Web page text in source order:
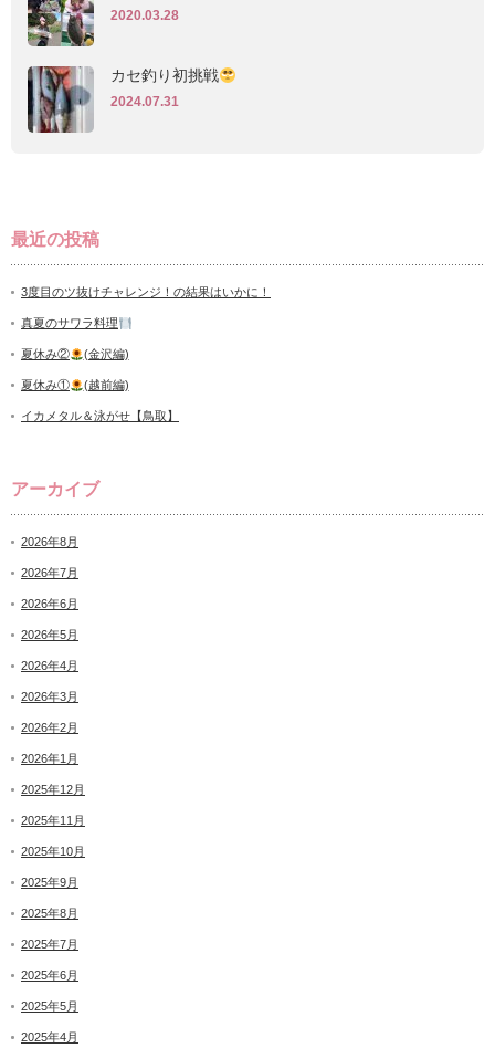
2020.03.28
カセ釣り初挑戦
2024.07.31
最近の投稿
3度目のツ抜けチャレンジ！の結果はいかに！
真夏のサワラ料理
夏休み② (金沢編)
夏休み① (越前編)
イカメタル＆泳がせ【鳥取】
アーカイブ
2026年8月
2026年7月
2026年6月
2026年5月
2026年4月
2026年3月
2026年2月
2026年1月
2025年12月
2025年11月
2025年10月
2025年9月
2025年8月
2025年7月
2025年6月
2025年5月
2025年4月